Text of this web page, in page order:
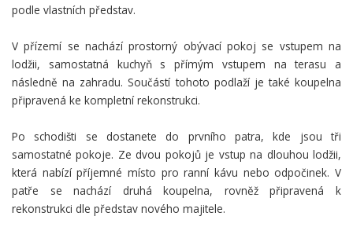
podle vlastních představ.
V přízemí se nachází prostorný obývací pokoj se vstupem na
lodžii, samostatná kuchyň s přímým vstupem na terasu a
následně na zahradu. Součástí tohoto podlaží je také koupelna
připravená ke kompletní rekonstrukci.
Po schodišti se dostanete do prvního patra, kde jsou tři
samostatné pokoje. Ze dvou pokojů je vstup na dlouhou lodžii,
která nabízí příjemné místo pro ranní kávu nebo odpočinek. V
patře se nachází druhá koupelna, rovněž připravená k
rekonstrukci dle představ nového majitele.